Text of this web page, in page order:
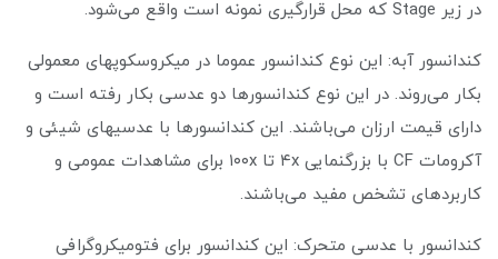
در زیر Stage که محل قرار‌‌‌گیری نمونه است واقع می‌شود.
کندانسور آبه: این نوع کندانسور عموما در میکروسکوپهای معمولی
بکار می‌روند. در این نوع کندانسورها دو عدسی بکار رفته است و
دارای قیمت ارزان می‌باشند. این کندانسورها با عدسیهای شیئی و
آکرومات CF با بزرگنمایی ۴x تا ۱۰۰x برای مشاهدات عمومی و
کاربردهای تشخص مفید می‌باشند.
کندانسور با عدسی متحرک: این کندانسور برای فتومیکروگرافی